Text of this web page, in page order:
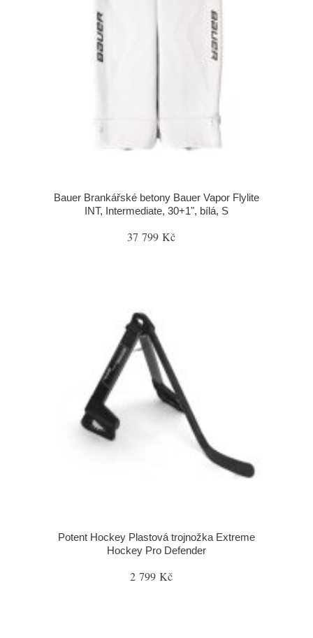
Bauer Brankářské betony Bauer Vapor Flylite
INT, Intermediate, 30+1", bílá, S
37 799 Kč
Potent Hockey Plastová trojnožka Extreme
Hockey Pro Defender
2 799 Kč